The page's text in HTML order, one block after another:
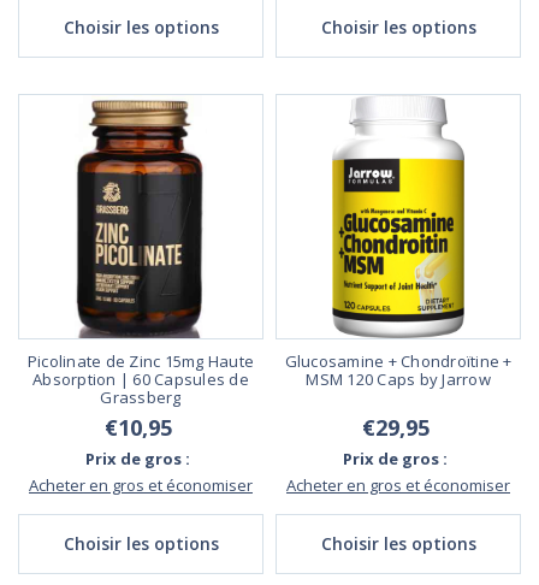
Choisir les options Choisir les options
Picolinate de Zinc 15mg Haute
Absorption | 60 Capsules de
Grassberg
€10,95
Prix de gros :
Acheter en gros et économiser
Choisir les options
Glucosamine + Chondroïtine +
MSM 120 Caps by Jarrow
€29,95
Prix de gros :
Acheter en gros et économiser
Choisir les options